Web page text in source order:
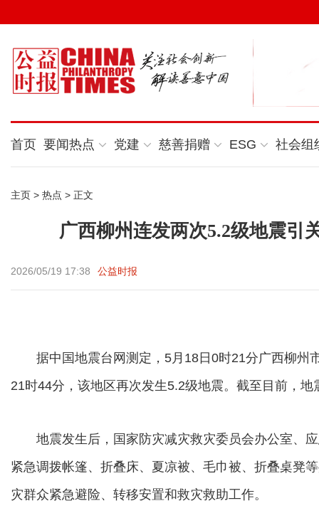
首页 要闻热点 党建 慈善捐赠 ESG 社会组
主页 > 热点 > 正文
广西柳州连发两次5.2级地震引
2026/05/19 17:38 公益时报
据中国地震台网测定，5月18日0时21分广西柳州
21时44分，该地区再次发生5.2级地震。截至目前，
地震发生后，国家防灾减灾救灾委员会办公室、应
紧急调拨帐篷、折叠床、夏凉被、毛巾被、折叠桌凳
灾群众紧急避险、转移安置和救灾救助工作。